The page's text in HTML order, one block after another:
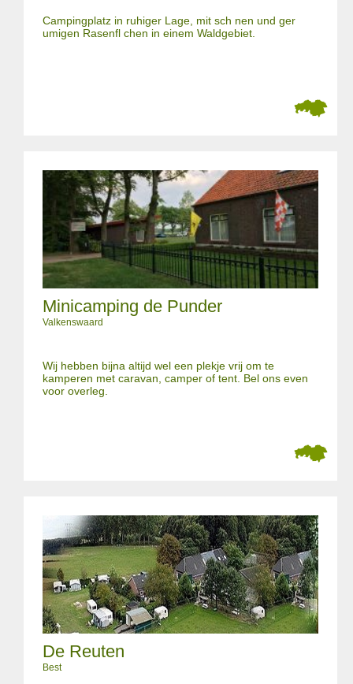
Campingplatz in ruhiger Lage, mit sch nen und ger
umigen Rasenfl chen in einem Waldgebiet.
Minicamping de Punder
Valkenswaard
Wij hebben bijna altijd wel een plekje vrij om te
kamperen met caravan, camper of tent. Bel ons even
voor overleg.
De Reuten
Best